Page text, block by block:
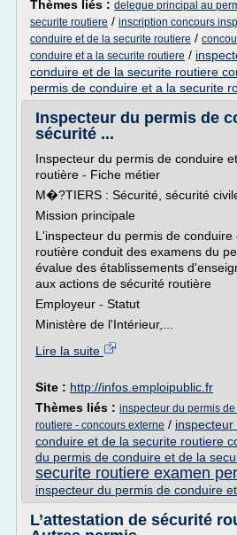
Thèmes liés : delegue principal au
securite routiere / inscription concours
conduire et de la securite routiere /
conduire et a la securite routiere /
conduire et de la securite routiere
permis de conduire et a la securite
Inspecteur du permis de
sécurité ...
Inspecteur du permis de conduire
routière - Fiche métier
M�?TIERS : Sécurité, sécurité
Mission principale
L'inspecteur du permis de conduire
routière conduit des examens du
évalue des établissements
aux actions de sécurité routière
Employeur - Statut
Ministère de l'Intérieur,...
Lire la suite
Site : http://infos.emploipublic.fr
Thèmes liés : inspecteur du permis
routiere - concours externe /
conduire et de la securite routiere
du permis de conduire et de la
securite routiere examen
inspecteur du permis de conduire
L’attestation de sécurité